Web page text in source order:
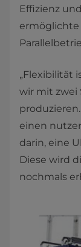
Effizienz
ermöglichte
„Flexibilität
wir mit zwei
einen
darin, eine
Diese wird
nochmals